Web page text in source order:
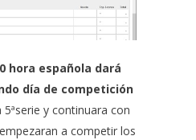
hora española dará
día de competición
y continuara con
a competir los